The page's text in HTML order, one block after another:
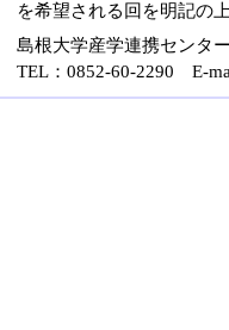
を希望される回を明記の
島根大学産学連携センタ
TEL：0852-60-2290 E-